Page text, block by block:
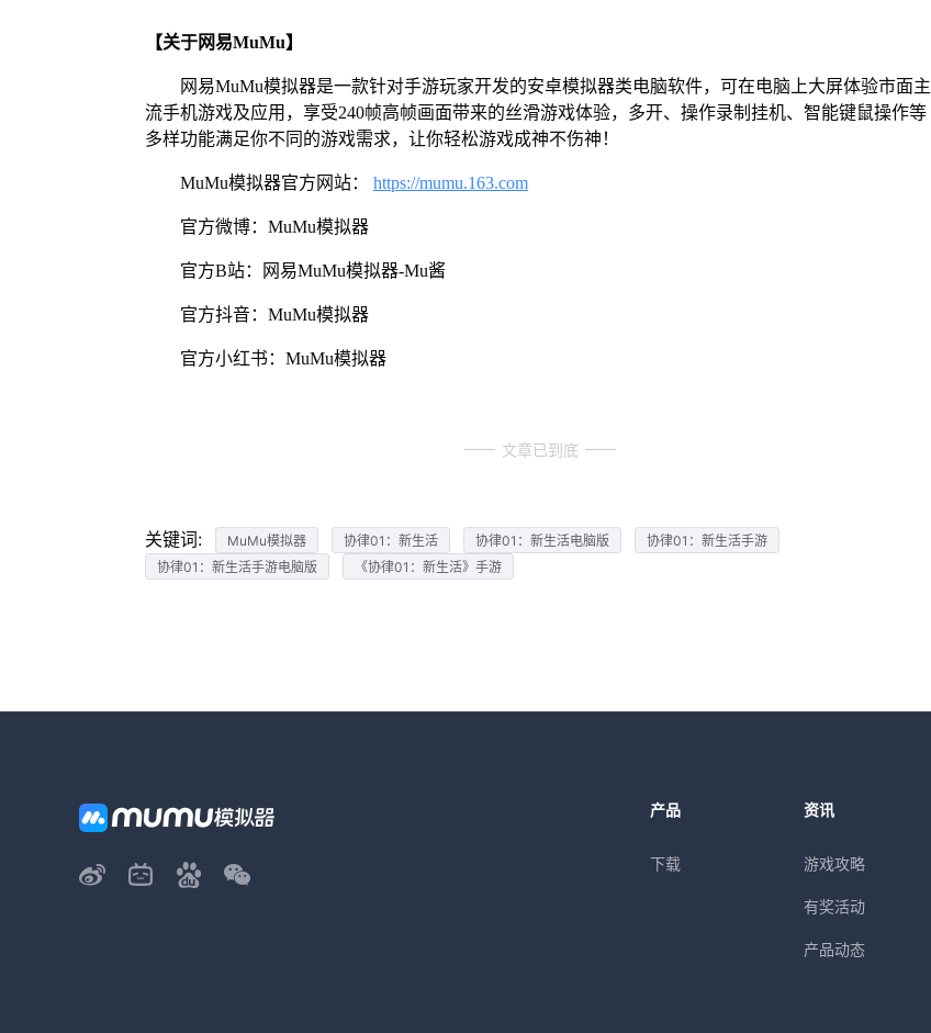
【关于网易MuMu】
网易MuMu模拟器是一款针对手游玩家开发的安卓模拟器类电脑软件，可在电脑上大屏体验市面主
流手机游戏及应用，享受240帧高帧画面带来的丝滑游戏体验，多开、操作录制挂机、智能键鼠操作等
多样功能满足你不同的游戏需求，让你轻松游戏成神不伤神！
MuMu模拟器官方网站： https://mumu.163.com
官方微博：MuMu模拟器
官方B站：网易MuMu模拟器-Mu酱
官方抖音：MuMu模拟器
官方小红书：MuMu模拟器
文章已到底
关键词: MuMu模拟器 协律01：新生活 协律01：新生活电脑版
协律01：新生活手游
协律01：新生活手游电脑版
《协律01：新生活》手游
产品
下载
资讯
游戏攻略
有奖活动
产品动态